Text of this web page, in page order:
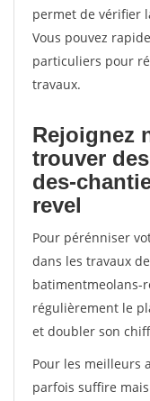
permet de vérifier
Vous pouvez
particuliers pour
travaux.
Rejoignez
trouver
des-
revel
Pour pérénniser
dans les travaux
batimentmeolans-
régulièrement le
et doubler son
Pour les meilleurs
parfois suffire